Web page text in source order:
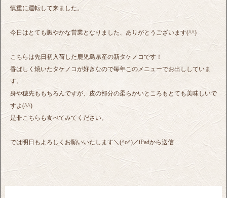
慎重に運転して来ました。
今日はとても賑やかな営業となりました、ありがとうございます(^^)
こちらは先日初入荷した鹿児島県産の新タケノコです！
香ばしく焼いたタケノコが好きなので毎年このメニューでお出ししていま
す。
身や穂先ももちろんですが、皮の部分の柔らかいところもとても美味しいで
すよ(^^)
是非こちらも食べてみてください。
では明日もよろしくお願いいたします＼(^o^)／iPadから送信